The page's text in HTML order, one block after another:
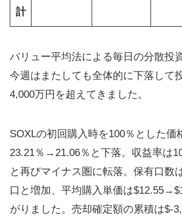
計
バリュー平均法による毎日の分散投
今週はまたしても全体的に下落して
4,000万円を超えてきました。
SOXLの初回購入時を100％とした価
23.21％→21.06％と下落。収益率は
と再びマイナス圏に転落。保有口数
口と増加、平均購入単価は
がりました。売却確定額の累積は